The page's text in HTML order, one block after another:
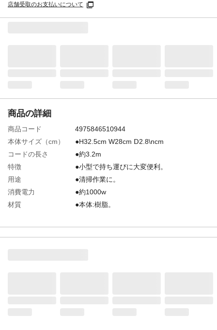
店舗受取のお支払いについて
商品の詳細
商品コード
4975846510944
本体サイズ（cm）
●H32.5cm W28cm Ⅾ2.8\ncm
コードの長さ
●約3.2m
特徴
●小型で持ち運びに大変便利。
用途
●清掃作業に。
消費電力
●約1000w
材質
●本体:樹脂。
付属品／セット内容
●フレキシブルホース1ヶ●延長パイプ1ヶ●
フロアノズル1ヶ●コンビネーションノズル1